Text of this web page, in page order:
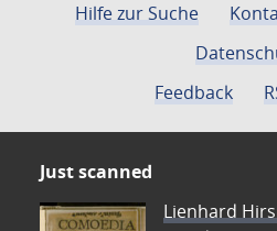
Hilfe zur Suche
Feedback
Just scanned
Lienhard